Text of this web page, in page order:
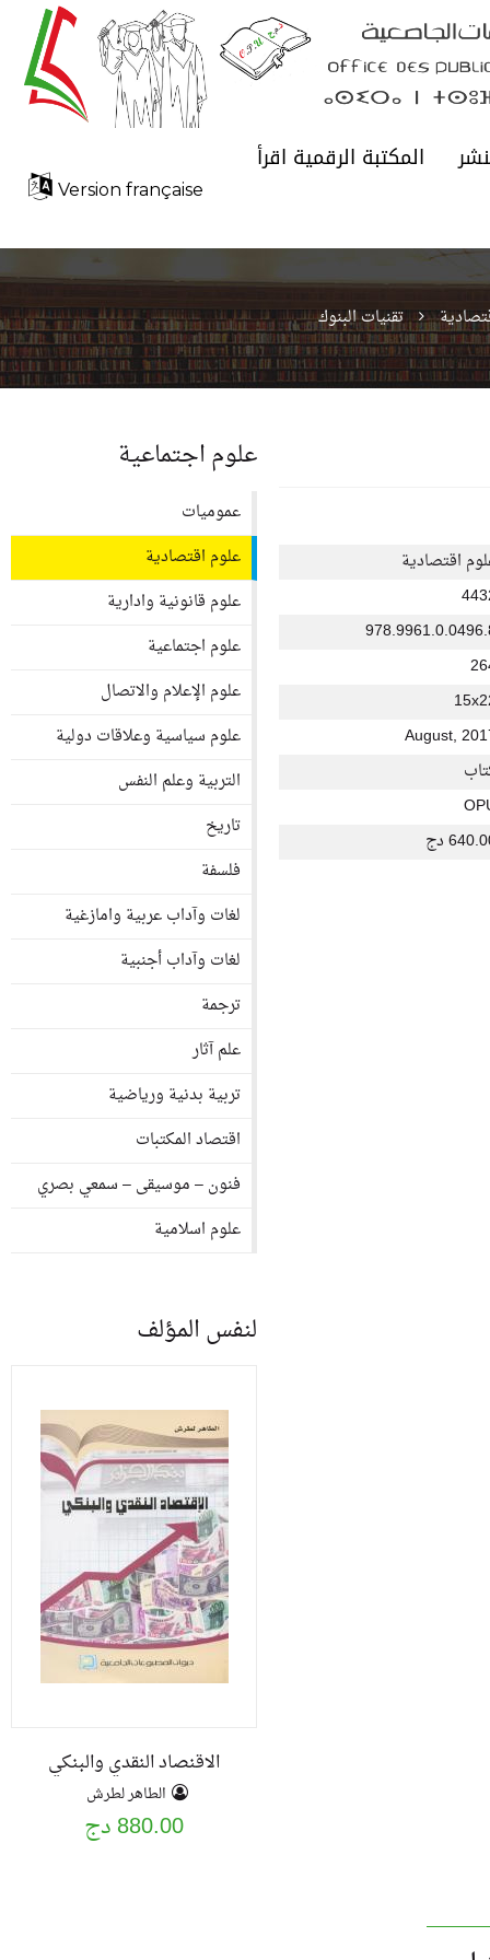
المكتبة الرقمية اقرأ
Version française
تقنيات البنوك
اقتصادية
August,
دج
علوم اجتماعية
عموميات
علوم اقتصادية
علوم قانونية وادارية
علوم اجتماعية
علوم الإعلام والاتصال
علوم سياسية وعلاقات دولية
التربية وعلم النفس
تاريخ
فلسفة
لغات وآداب عربية وامازغية
لغات وآداب أجنبية
ترجمة
علم آثار
تربية بدنية ورياضية
اقتصاد المكتبات
فنون – موسيقى – سمعي بصري
علوم اسلامية
لنفس المؤلف
الاقنصاد النقدي والبنكي
الطاهر لطرش
880.00 دج